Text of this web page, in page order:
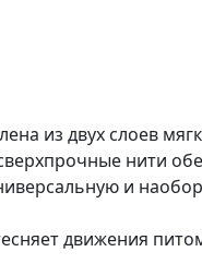
из двух слоев
нити
и
движения